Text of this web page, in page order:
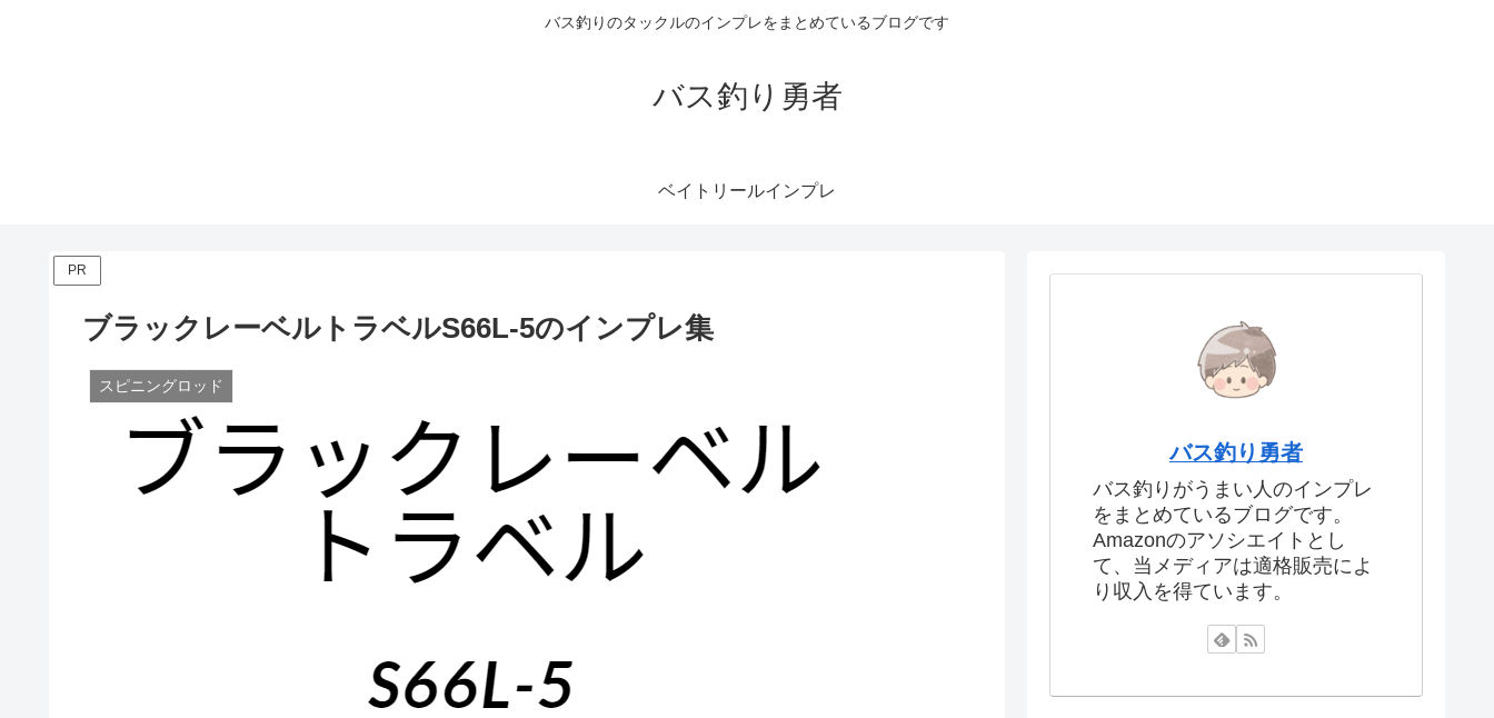
バス釣りのタックルのインプレをまとめているブログです
バス釣り勇者
ベイトリールインプレ
PR
ブラックレーベルトラベルS66L-5のインプレ集
スピニングロッド
バス釣り勇者
バス釣りがうまい人のインプレ
をまとめているブログです。
Amazonのアソシエイトとし
て、当メディアは適格販売によ
り収入を得ています。